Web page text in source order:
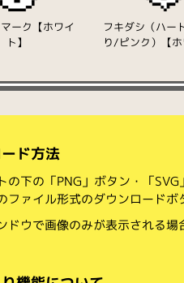
ーク【ホワイ
ト】
フキダシ（ハー
り/ピンク）【ホ
ド方法
の下の「PNG」ボタン・「
ファイル形式のダウンロードボ
ドウで画像のみが表示される